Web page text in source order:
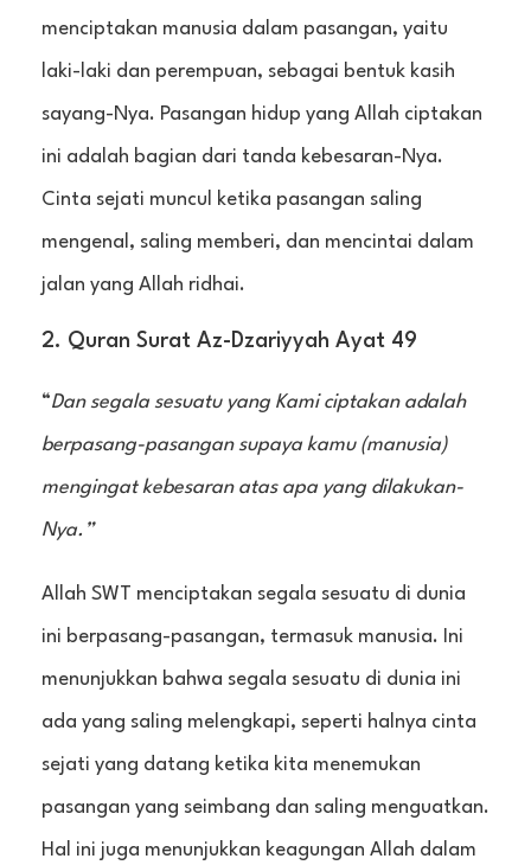
menciptakan manusia dalam pasangan, yaitu
laki-laki dan perempuan, sebagai bentuk kasih
sayang-Nya. Pasangan hidup yang Allah ciptakan
ini adalah bagian dari tanda kebesaran-Nya.
Cinta sejati muncul ketika pasangan saling
mengenal, saling memberi, dan mencintai dalam
jalan yang Allah ridhai.
2. Quran Surat Az-Dzariyyah Ayat 49
“Dan segala sesuatu yang Kami ciptakan adalah
berpasang-pasangan supaya kamu (manusia)
mengingat kebesaran atas apa yang dilakukan-
Nya.”
Allah SWT menciptakan segala sesuatu di dunia
ini berpasang-pasangan, termasuk manusia. Ini
menunjukkan bahwa segala sesuatu di dunia ini
ada yang saling melengkapi, seperti halnya cinta
sejati yang datang ketika kita menemukan
pasangan yang seimbang dan saling menguatkan.
Hal ini juga menunjukkan keagungan Allah dalam